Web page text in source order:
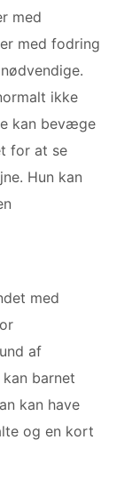
med
med fodring
ikke
kan bevæge
for at se
Hun kan
med
af
barnet
kan have
og en kort